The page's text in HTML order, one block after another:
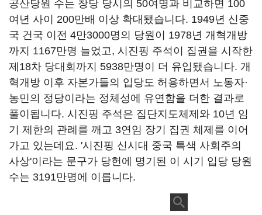
공산당원 수는 창당 당시의 50여명과 비교하면 100
여년 사이 200만배 이상 확대됐습니다. 1949년 신중
국 건국 이전 4만3000명의 당원이 1978년 개혁개방
까지 1167만명 늘었고, 시진핑 주석이 집권을 시작한
제18차 당대회까지 5938만명이 더 유입됐습니다. 개
혁개방 이후 자본가들의 입당도 허용하면서 노동자·
농민의 정당이라는 정체성에 유연함을 더한 결과로
풀이됩니다. 시진핑 주석은 집단지도체제와 10년 임
기 제한의 관례를 깨고 3연임 장기 집권 체제를 이어
가고 있는데요. '시진핑 신시대 중국 특색 사회주의
사상'이라는 문구가 당헌에 명기된 이 시기 입당 당원
수는 3191만명에 이릅니다.